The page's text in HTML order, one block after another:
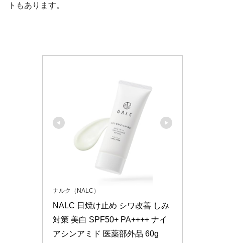
トもあります。
ナルク（NALC）
NALC 日焼け止め シワ改善 しみ
対策 美白 SPF50+ PA++++ ナイ
アシンアミド 医薬部外品 60g